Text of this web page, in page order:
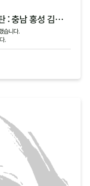
[두레생협 농산팀 특파원 보고 4탄 : 충남 홍성 김장 채소 필지 점검 현황 공유]
습니다.
.